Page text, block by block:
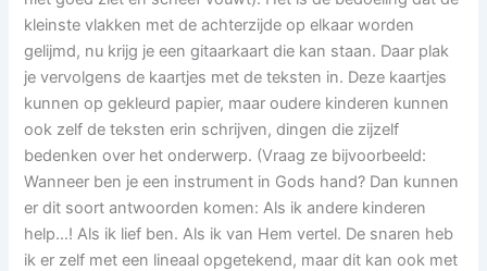
kleinste vlakken met de achterzijde op elkaar worden
gelijmd, nu krijg je een gitaarkaart die kan staan. Daar plak
je vervolgens de kaartjes met de teksten in. Deze kaartjes
kunnen op gekleurd papier, maar oudere kinderen kunnen
ook zelf de teksten erin schrijven, dingen die zijzelf
bedenken over het onderwerp. (Vraag ze bijvoorbeeld:
Wanneer ben je een instrument in Gods hand? Dan kunnen
er dit soort antwoorden komen: Als ik andere kinderen
help…! Als ik lief ben. Als ik van Hem vertel. De snaren heb
ik er zelf met een lineaal opgetekend, maar dit kan ook met